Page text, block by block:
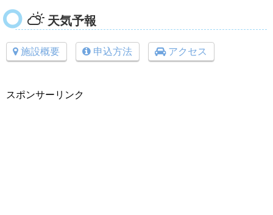
天気予報
施設概要 申込方法 アクセス
スポンサーリンク